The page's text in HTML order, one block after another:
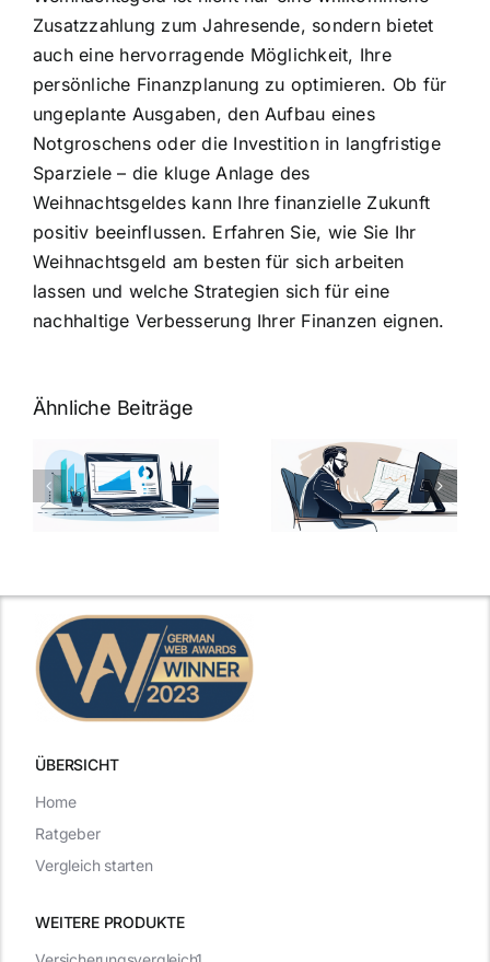
Zusatzzahlung zum Jahresende, sondern bietet
auch eine hervorragende Möglichkeit, Ihre
persönliche Finanzplanung zu optimieren. Ob für
ungeplante Ausgaben, den Aufbau eines
Notgroschens oder die Investition in langfristige
Sparziele – die kluge Anlage des
Weihnachtsgeldes kann Ihre finanzielle Zukunft
positiv beeinflussen. Erfahren Sie, wie Sie Ihr
Weihnachtsgeld am besten für sich arbeiten
lassen und welche Strategien sich für eine
nachhaltige Verbesserung Ihrer Finanzen eignen.
Ähnliche Beiträge
Fragen zum
Geschicktes
Ansprechen
der
Vorstellungsgespräch
Fragen: 77
Fragen und
kluge
ÜBERSICHT
WEITERE PRODUKTE
Home
Ratgeber
Vergleich starten